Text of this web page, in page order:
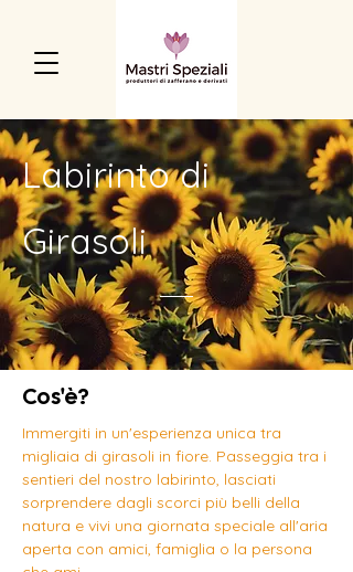
Labirinto di
Girasoli
Cos'è?
Immergiti in un'esperienza unica tra
migliaia di girasoli in fiore. Passeggia tra i
sentieri del nostro labirinto, lasciati
sorprendere dagli scorci più belli della
natura e vivi una giornata speciale all'aria
aperta con amici, famiglia o la persona